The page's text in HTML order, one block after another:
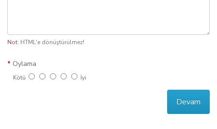
Not: HTML'e dönüştürülmez!
Oylama
Kötü İyi
Devam